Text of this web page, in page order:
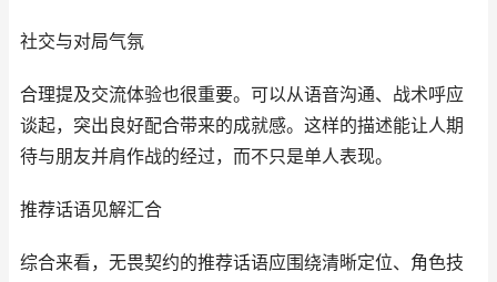
社交与对局气氛
合理提及交流体验也很重要。可以从语音沟通、战术呼应
谈起，突出良好配合带来的成就感。这样的描述能让人期
待与朋友并肩作战的经过，而不只是单人表现。
推荐话语见解汇合
综合来看，无畏契约的推荐话语应围绕清晰定位、角色技